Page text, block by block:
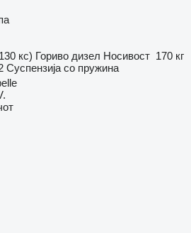
кс) Гориво дизел Носивост 170 кг
Суспензија со пружина